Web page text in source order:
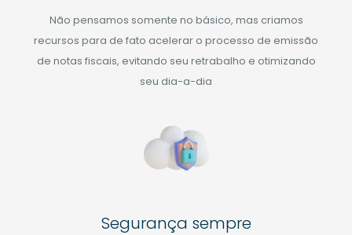
Não pensamos somente no básico, mas criamos
recursos para de fato acelerar o processo de emissão
de notas fiscais, evitando seu retrabalho e otimizando
seu dia-a-dia
Segurança sempre